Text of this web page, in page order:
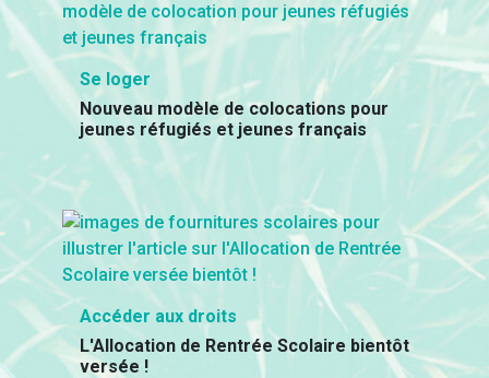
Se loger
Nouveau modèle de colocations pour
jeunes réfugiés et jeunes français
Accéder aux droits
L'Allocation de Rentrée Scolaire bientôt
versée !